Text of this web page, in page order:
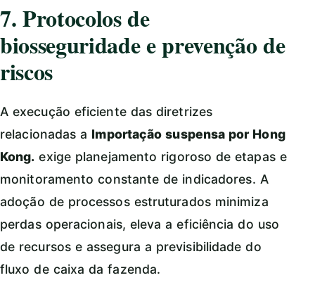
7. Protocolos de
biosseguridade e prevenção de
riscos
A execução eficiente das diretrizes
relacionadas a Importação suspensa por Hong
Kong. exige planejamento rigoroso de etapas e
monitoramento constante de indicadores. A
adoção de processos estruturados minimiza
perdas operacionais, eleva a eficiência do uso
de recursos e assegura a previsibilidade do
fluxo de caixa da fazenda.